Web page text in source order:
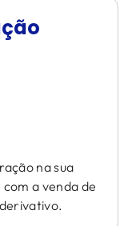
na sua
a venda de